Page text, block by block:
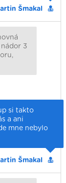
Šmakal
nádor 3
si takto
a ani
mne nebylo
Šmakal